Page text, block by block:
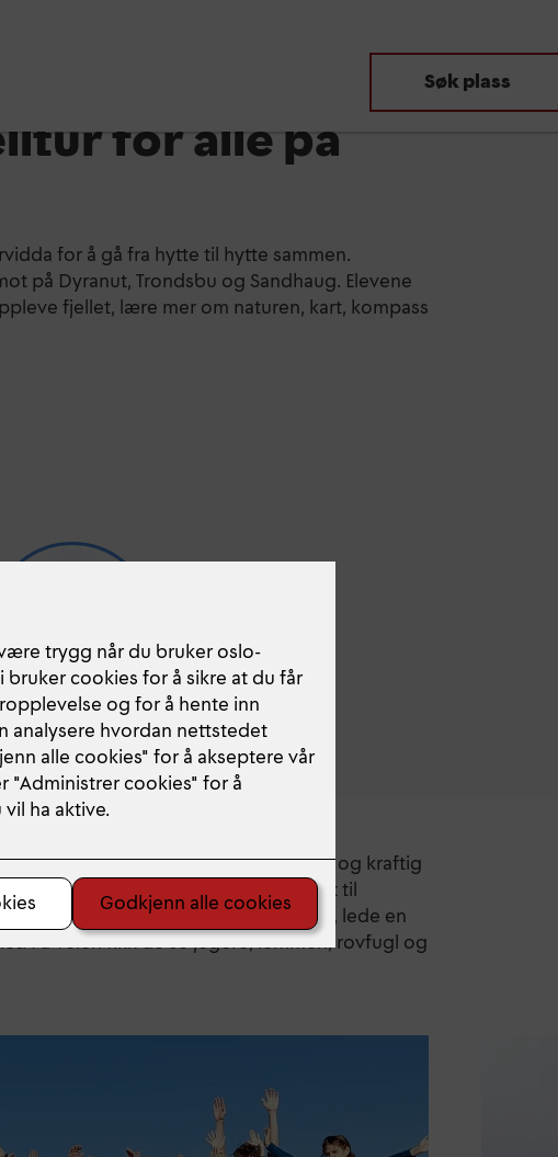
Søk plass
for alle på
for å gå fra hytte til hytte sammen.
på Dyranut, Trondsbu og Sandhaug. Elevene
fjellet, lære mer om naturen, kart, kompass
Fjelltur panorama
Pøsende regn, stekende sol og kraftig
sammen med klassen sin, fra Dyranut til
å lese kart, pakke og justere sekk, lede en
På veien fikk de se jegere, lemmen, rovfugl og